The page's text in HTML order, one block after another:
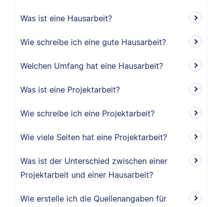
Was ist eine Hausarbeit?
Wie schreibe ich eine gute Hausarbeit?
Welchen Umfang hat eine Hausarbeit?
Was ist eine Projektarbeit?
Wie schreibe ich eine Projektarbeit?
Wie viele Seiten hat eine Projektarbeit?
Was ist der Unterschied zwischen einer
Projektarbeit und einer Hausarbeit?
Wie erstelle ich die Quellenangaben für